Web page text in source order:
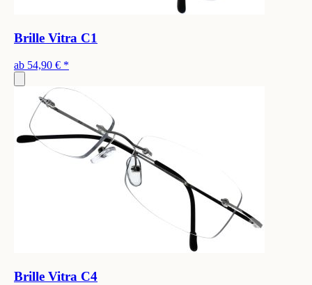
Brille Vitra C1
ab 54,90 € *
Brille Vitra C4